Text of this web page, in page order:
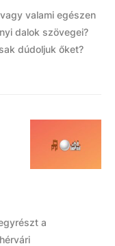
valami egészen
dalok szövegei?
dúdoljuk őket?
a